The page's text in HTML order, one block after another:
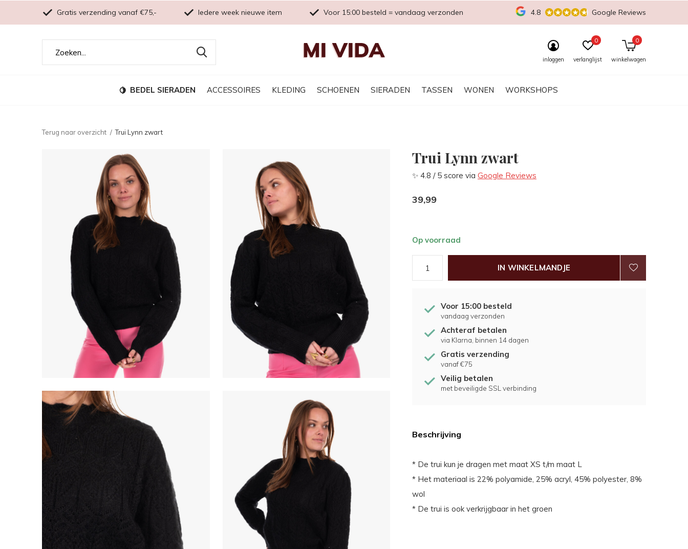
BEDEL SIERADEN ACCESSOIRES KLEDING SCHOENEN SIERADEN TASSEN WONEN WORKSHOPS
inloggen verlanglijst
0
winkelwagen
0
Gratis verzending vanaf €75,- Iedere week nieuwe item Voor 15:00 besteld = vandaag verzonden 4.8 Google Reviews
Terug naar overzicht Trui Lynn zwart
Trui Lynn zwart
✨ 4.8 / 5 score via Google Reviews
39,99
Op voorraad
IN WINKELMANDJE
Voor 15:00 besteld
vandaag verzonden
Achteraf betalen
via Klarna, binnen 14 dagen
Gratis verzending
vanaf €75
Veilig betalen
met beveiligde SSL verbinding
Beschrijving
* De trui kun je dragen met maat XS t/m maat L
* Het materiaal is 22% polyamide, 25% acryl, 45% polyester, 8%
wol
* De trui is ook verkrijgbaar in het groen